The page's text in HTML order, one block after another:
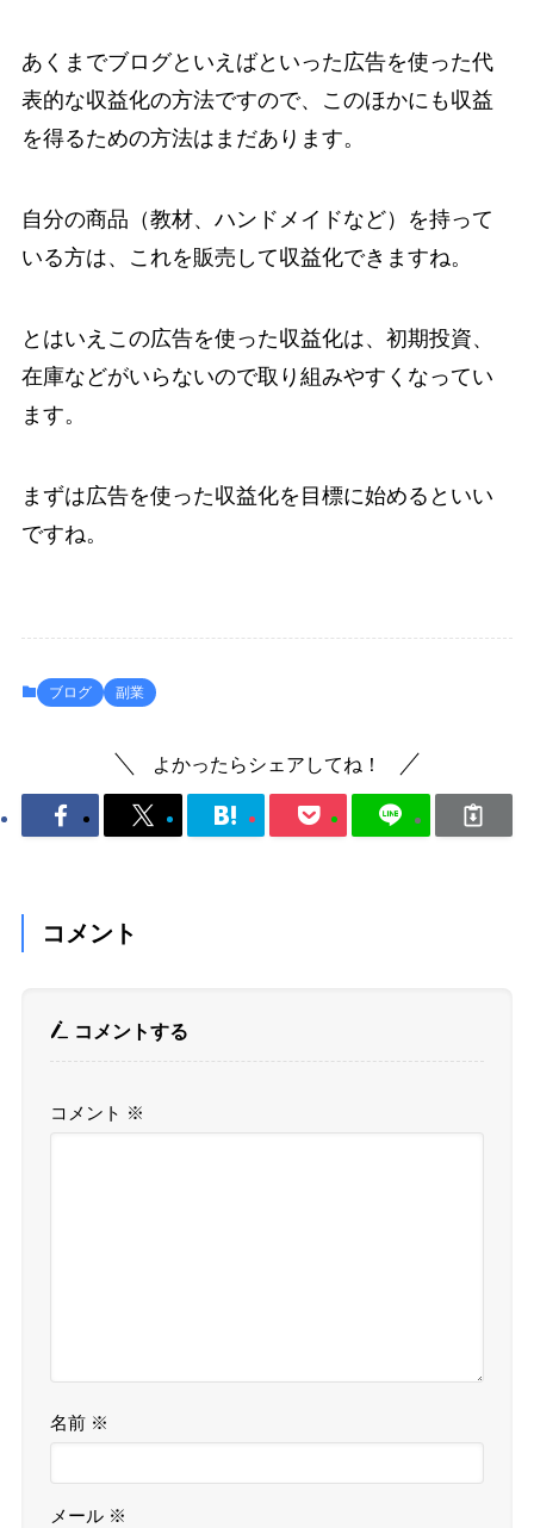
あくまでブログといえばといった広告を使った代
表的な収益化の方法ですので、このほかにも収益
を得るための方法はまだあります。
自分の商品（教材、ハンドメイドなど）を持って
いる方は、これを販売して収益化できますね。
とはいえこの広告を使った収益化は、初期投資、
在庫などがいらないので取り組みやすくなってい
ます。
まずは広告を使った収益化を目標に始めるといい
ですね。
ブログ 副業
よかったらシェアしてね！
コメント
コメントする
コメント ※
名前 ※
メール ※